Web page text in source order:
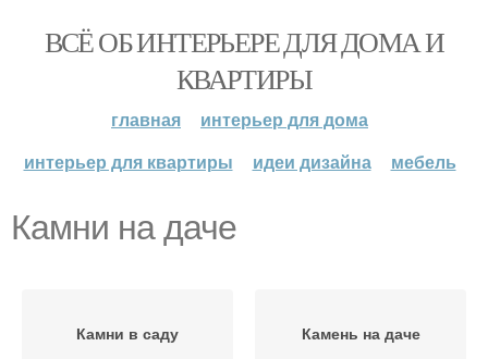
ВСЁ ОБ ИНТЕРЬЕРЕ ДЛЯ ДОМА И
КВАРТИРЫ
главная
интерьер для дома
интерьер для квартиры
идеи дизайна мебель
Камни на даче
Камни в саду Камень на даче